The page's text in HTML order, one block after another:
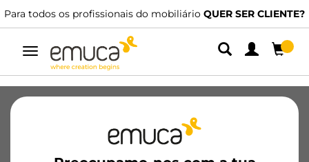
Para todos os profissionais do mobiliário QUER SER CLIENTE?
Alternar
navegação
Dobradiças
Cozinha Montagem